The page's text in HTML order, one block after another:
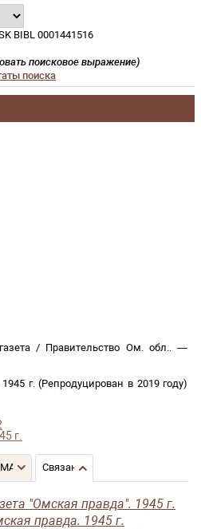
BIBL 0001441516
поисковое выражение)
поиска
/ Правительство Ом. обл.. —
г. (Репродуцирован в 2019 году)
г.
Связанные записи
"Омская правда". 1945 г.
правда. 1945 г.